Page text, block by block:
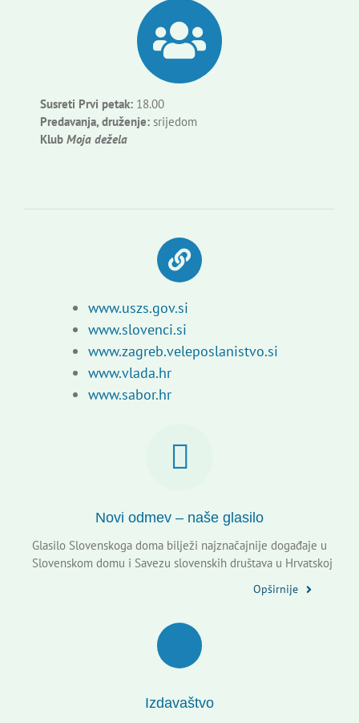
Susreti Prvi petak:18.00
Predavanja, druženje:srijedom
Klub Moja dežela
www.uszs.gov.si
www.slovenci.si
www.zagreb.veleposlanistvo.si
www.vlada.hr
www.sabor.hr
Novi odmev – naše glasilo
Glasilo Slovenskoga doma bilježi najznačajnije događaje u
Slovenskom domu i Savezu slovenskih društava u Hrvatskoj
Opširnije
Izdavaštvo